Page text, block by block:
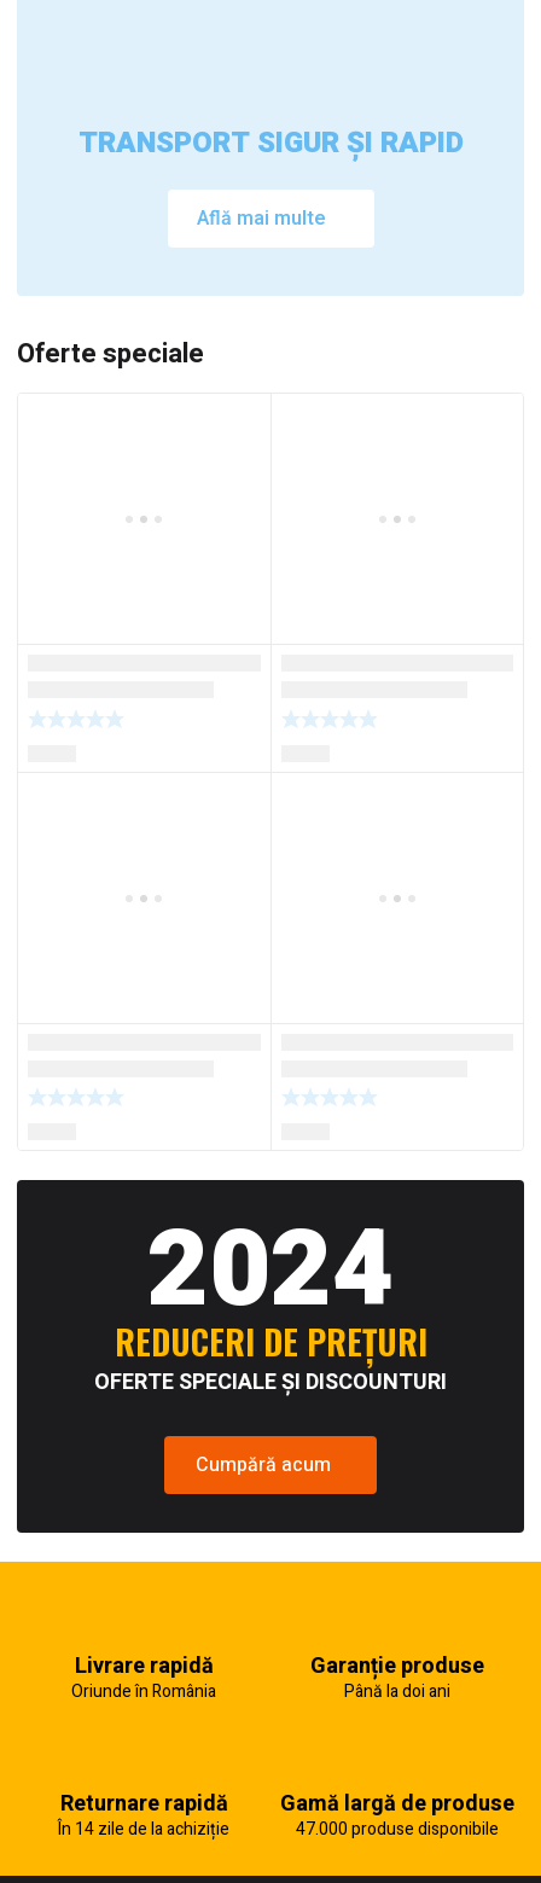
TRANSPORT SIGUR ȘI RAPID
Află mai multe
Oferte speciale
2024
REDUCERI DE PREȚURI
OFERTE SPECIALE ȘI DISCOUNTURI
Cumpără acum
Livrare rapidă
Oriunde în România
Garanție produse
Până la doi ani
Returnare rapidă
În 14 zile de la achiziție
Gamă largă de produse
47.000 produse disponibile